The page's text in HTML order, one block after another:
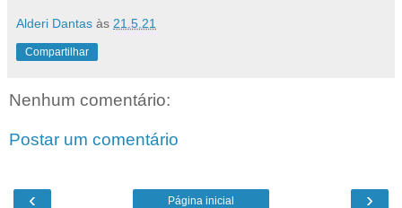
Alderi Dantas às 21.5.21
Compartilhar
Nenhum comentário:
Postar um comentário
‹ ›
Página inicial